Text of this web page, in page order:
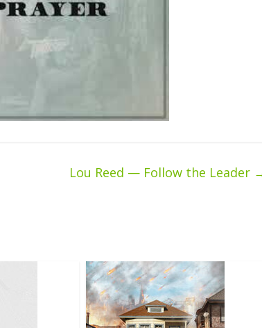
Lou Reed — Follow the Leader